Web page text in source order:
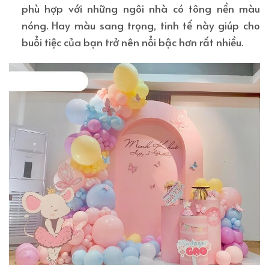
phù hợp với những ngôi nhà có tông nền màu
nóng. Hay màu sang trọng, tinh tế này giúp cho
buổi tiệc của bạn trở nên nổi bậc hơn rất nhiều.